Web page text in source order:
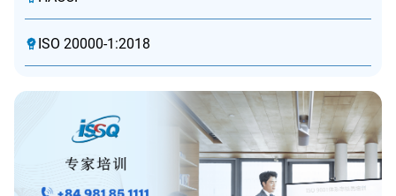
ISO 20000-1:2018